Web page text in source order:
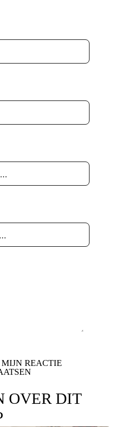
REACTIE
OVER DIT